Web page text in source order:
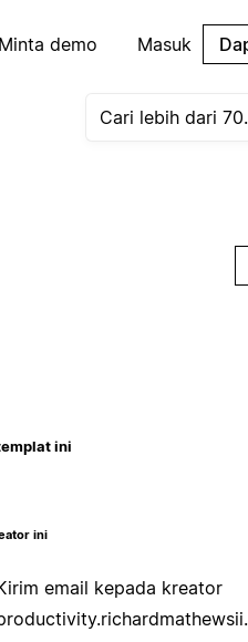
Minta demo Masuk
ini
ini
email kepada kreator